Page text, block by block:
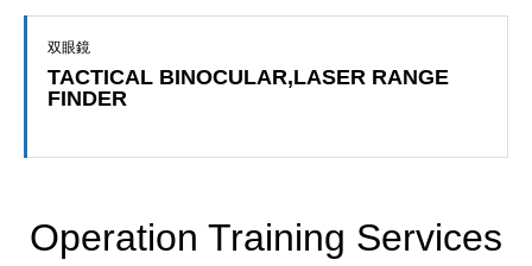
双眼鏡
TACTICAL BINOCULAR,LASER RANGE
FINDER
Operation Training Services